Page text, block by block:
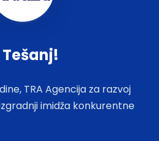
TRA Agencija za razvoj
imidža konkurentne